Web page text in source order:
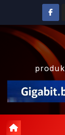
content